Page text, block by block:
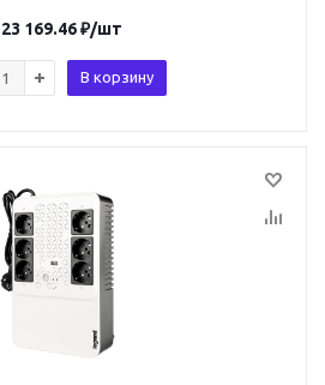
169.46₽/шт
В корзину